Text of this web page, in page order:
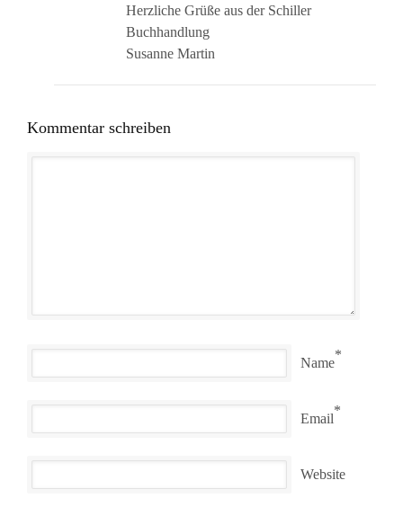
Herzliche Grüße aus der Schiller
Buchhandlung
Susanne Martin
Kommentar schreiben
Name
*
Email
*
Website